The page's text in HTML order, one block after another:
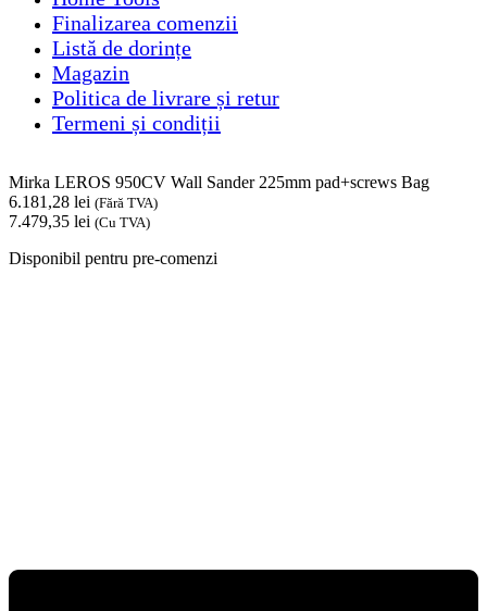
Finalizarea comenzii
Listă de dorințe
Magazin
Politica de livrare și retur
Termeni și condiții
Mirka LEROS 950CV Wall Sander 225mm pad+screws Bag
6.181,28 lei (Fără TVA)
7.479,35 lei (Cu TVA)
Disponibil pentru pre-comenzi